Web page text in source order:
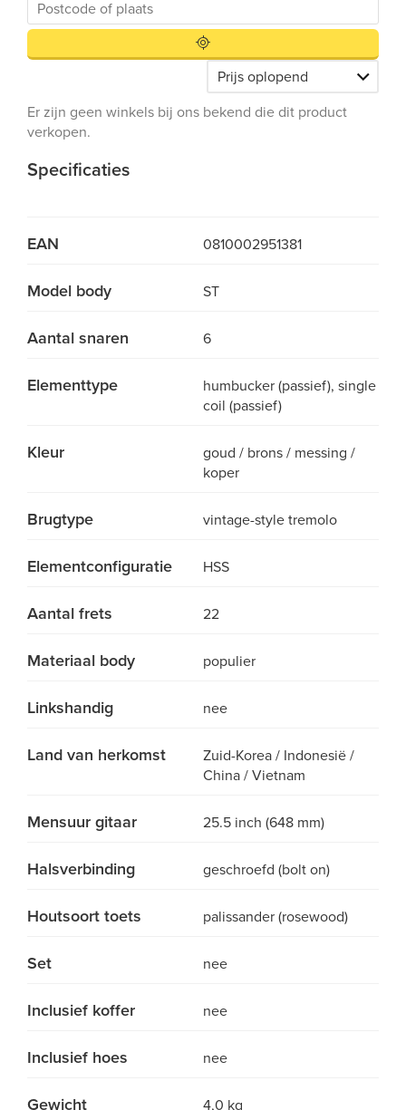
Er zijn geen winkels bij ons bekend die dit product
verkopen.
Specificaties
EAN 0810002951381
Model body ST
Aantal snaren 6
Elementtype
humbucker (passief), single
coil (passief)
Kleur
goud / brons / messing /
koper
Brugtype vintage-style tremolo
Elementconfiguratie HSS
Aantal frets 22
Materiaal body populier
Linkshandig nee
Land van herkomst
Zuid-Korea / Indonesië /
China / Vietnam
Mensuur gitaar 25.5 inch (648 mm)
Halsverbinding geschroefd (bolt on)
Houtsoort toets palissander (rosewood)
Set nee
Inclusief koffer nee
Inclusief hoes nee
Gewicht 4,0 kg